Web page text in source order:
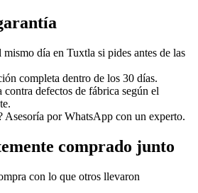
día en Tuxtla si pides antes de las
completa dentro de los 30 días.
contra defectos de fábrica según el
Asesoría por WhatsApp con un experto.
comprado junto
con lo que otros llevaron